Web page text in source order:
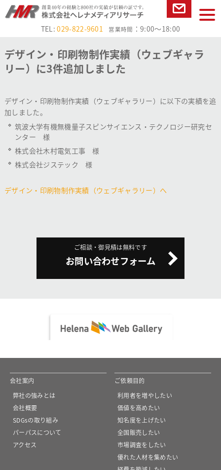
本文へ
わせ
TEL:029-822-9601 営業時間 ：9:00～18:00
デザイン・印刷物制作実績（ウェブギャラ
リー）に3件追加しました
デザイン・印刷物制作実績（ウェブギャラリー）に以下の実績を追
加しました。
筑波大学有機無機量子スピンサイエンス・テクノロジー研究セ
ンター 様
株式会社木村電気工事 様
株式会社ジステック 様
デザイン・印刷物制作実績（ウェブギャラリー）へ
ご相談・御見積は無料です
お問い合わせフォーム
会社案内
弊社の強みとは
会社概要
SDGsの取り組み
パーパスについて
アクセス
ご依頼目的
利用者を増やしたい
価値を高めたい
知名度を上げたい
全国販売したい
市場調査をしたい
優れた人材を集めたい